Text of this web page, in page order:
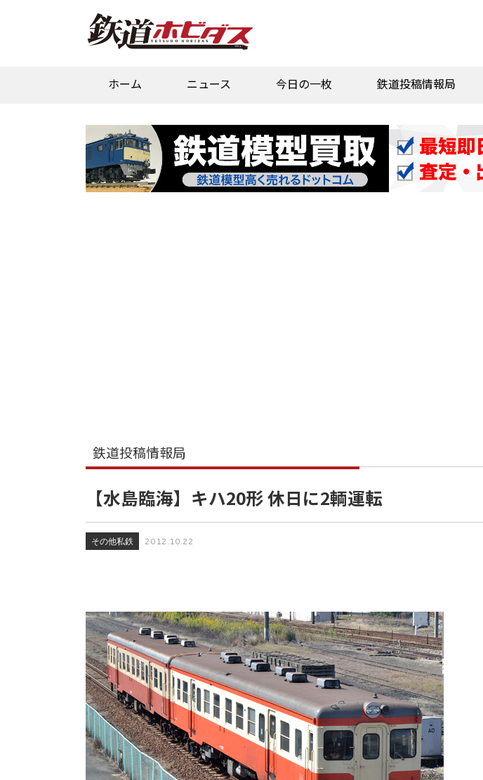
ホーム ニュース 今日の一枚 鉄道投稿情報局
鉄道投稿情報局
【水島臨海】キハ20形 休日に2輌運転
その他私鉄 2012.10.22